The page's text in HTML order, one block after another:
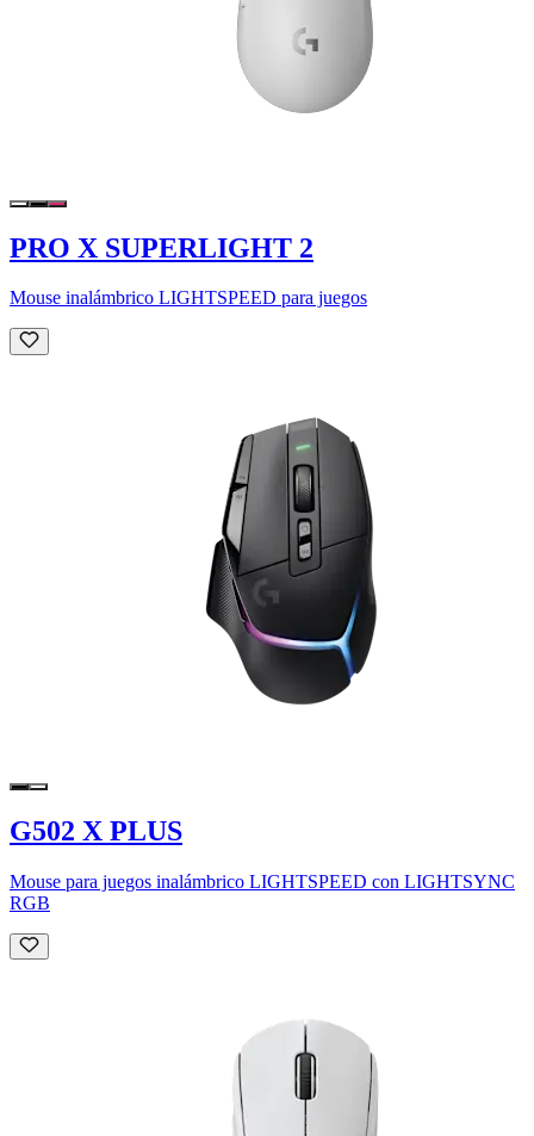
PRO X SUPERLIGHT 2
Mouse inalámbrico LIGHTSPEED para juegos
G502 X PLUS
Mouse para juegos inalámbrico LIGHTSPEED con LIGHTSYNC
RGB